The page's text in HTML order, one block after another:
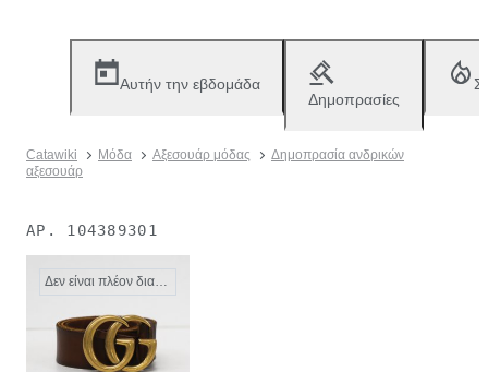
Αυτήν την εβδομάδα
Δημοπρασίες
Catawiki Μόδα Αξεσουάρ μόδας
Δημοπρασία ανδρικών
αξεσουάρ
ΑΡ. 104389301
Δεν είναι πλέον διαθέσιμο